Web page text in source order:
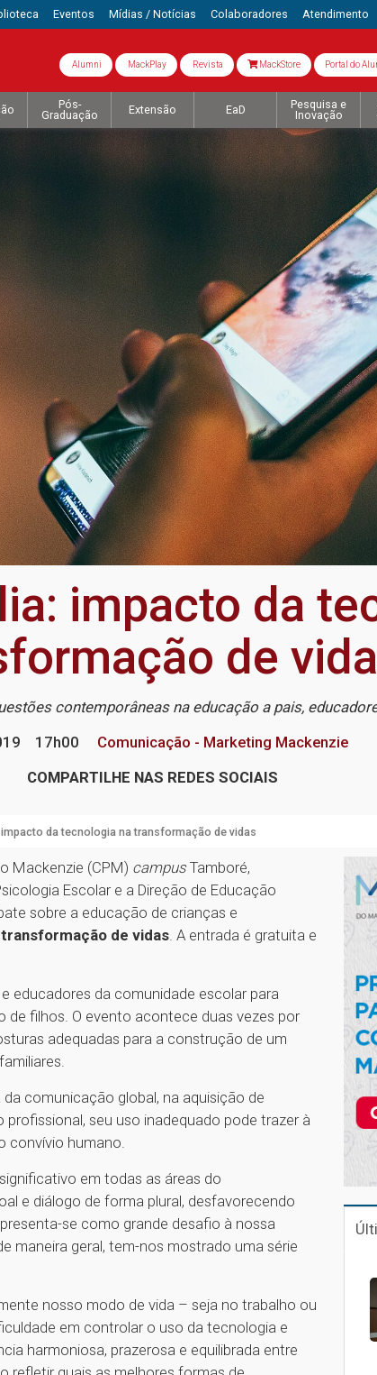
Eventos Mídias / Notícias Colaboradores Atendimento
Alumni MackPlay Revista MackStore Portal do
Pós-
Graduação
Extensão EaD
Pesquisa e
Inovação
impacto da
de
contemporâneas na educação a pais,
17h00
Comunicação - Marketing Mackenzie
COMPARTILHE NAS REDES SOCIAIS
da tecnologia na transformação de vidas
Mackenzie (CPM) campus Tamboré,
Escolar e a Direção de Educação
sobre a educação de crianças e
de vidas. A entrada é gratuita e
educadores da comunidade escolar para
de filhos. O evento acontece duas vezes por
adequadas para a construção de um
comunicação global, na aquisição de
seu uso inadequado pode trazer à
convívio humano.
em todas as áreas do
e diálogo de forma plural, desfavorecendo
se como grande desafio à nossa
maneira geral, tem-nos mostrado uma série
nosso modo de vida – seja no trabalho ou
em controlar o uso da tecnologia e
harmoniosa, prazerosa e equilibrada entre